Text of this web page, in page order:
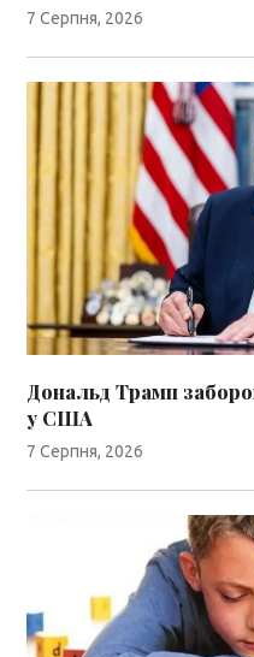
7 Серпня, 2026
Дональд Трамп
у США
7 Серпня, 2026